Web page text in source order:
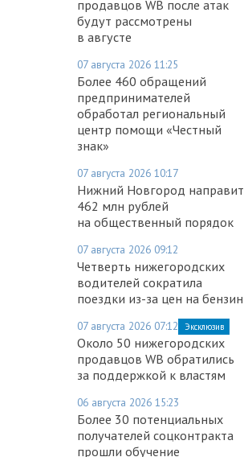
продавцов WB после атак
будут рассмотрены
в августе
07 августа 2026 11:25
Более 460 обращений
предпринимателей
обработал региональный
центр помощи «Честный
знак»
07 августа 2026 10:17
Нижний Новгород направит
462 млн рублей
на общественный порядок
07 августа 2026 09:12
Четверть нижегородских
водителей сократила
поездки из-за цен на бензин
07 августа 2026 07:12 Эксклюзив
Около 50 нижегородских
продавцов WB обратились
за поддержкой к властям
06 августа 2026 15:23
Более 30 потенциальных
получателей соцконтракта
прошли обучение